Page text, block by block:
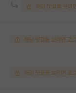
해당 댓글을 보려
해당 댓글을 보려면 로
해당 댓글을 보려면 로